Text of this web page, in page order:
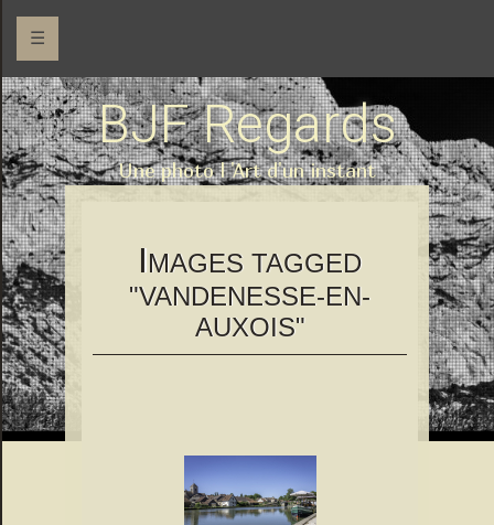
☰
BJF Regards
Une photo l 'Art d'un instant
IMAGES TAGGED
"VANDENESSE-EN-
AUXOIS"